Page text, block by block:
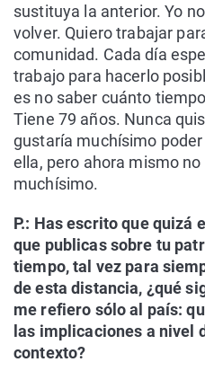
sustituya la anterior. Yo
volver. Quiero trabajar
comunidad. Cada día
trabajo para hacerlo
es no saber cuánto
Tiene 79 años. Nunca
gustaría muchísimo
ella, pero ahora mismo
muchísimo.
P.: Has escrito que quizá
que publicas sobre tu
tiempo, tal vez para
de esta distancia, ¿qué
me refiero sólo al país:
las implicaciones a nivel
contexto?